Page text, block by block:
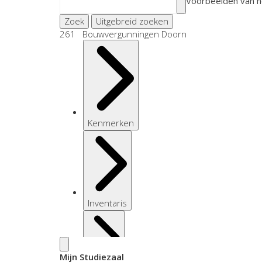
Zoek
Uitgebreid zoeken
261 Bouwvergunningen Doorn
Kenmerken
Inventaris
Mijn Studiezaal